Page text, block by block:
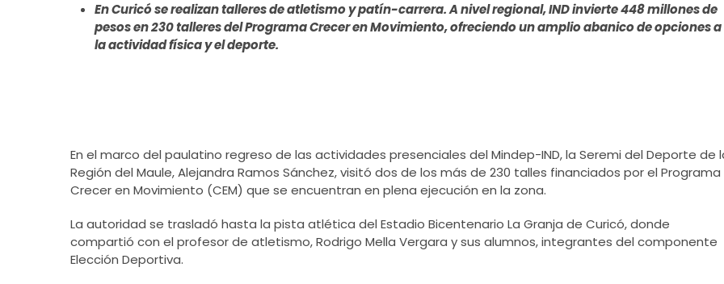
En Curicó se realizan talleres de atletismo y patín-carrera. A nivel regional, IND invierte 448 millones de
pesos en 230 talleres del Programa Crecer en Movimiento, ofreciendo un amplio abanico de opciones a
la actividad física y el deporte.
En el marco del paulatino regreso de las actividades presenciales del Mindep-IND, la Seremi del Deporte de
Región del Maule, Alejandra Ramos Sánchez, visitó dos de los más de 230 talles financiados por el Programa
Crecer en Movimiento (CEM) que se encuentran en plena ejecución en la zona.
La autoridad se trasladó hasta la pista atlética del Estadio Bicentenario La Granja de Curicó, donde
compartió con el profesor de atletismo, Rodrigo Mella Vergara y sus alumnos, integrantes del componente
Elección Deportiva.